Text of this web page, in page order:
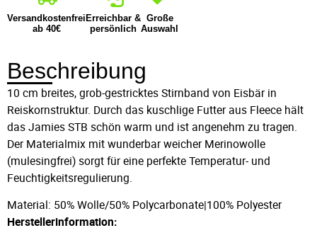
Versandkostenfrei
ab 40€
Erreichbar &
persönlich
Große
Auswahl
Beschreibung
10 cm breites, grob-gestricktes Stirnband von Eisbär in
Reiskornstruktur. Durch das kuschlige Futter aus Fleece hält
das Jamies STB schön warm und ist angenehm zu tragen.
Der Materialmix mit wunderbar weicher Merinowolle
(mulesingfrei) sorgt für eine perfekte Temperatur- und
Feuchtigkeitsregulierung.
Material: 50% Wolle/50% Polycarbonate|100% Polyester
Herstellerinformation: